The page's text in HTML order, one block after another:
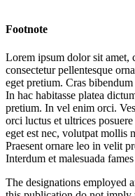
Footnote
Lorem ipsum dolor sit amet,
consectetur pellentesque
eget pretium. Cras
In hac habitasse platea
pretium. In vel enim orci.
orci luctus et ultrices
eget est nec, volutpat mollis
Praesent ornare leo in velit
Interdum et malesuada
The designations employed